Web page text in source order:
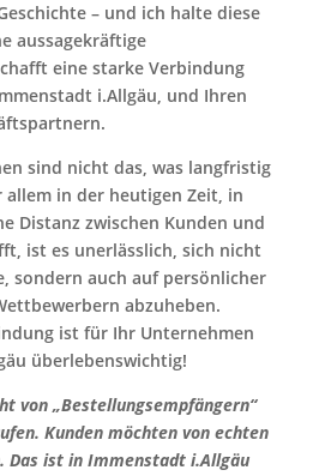
– und ich halte diese
aussagekräftige
eine starke Verbindung
i.Allgäu, und Ihren
sind nicht das, was langfristig
allem in der heutigen Zeit, in
Distanz zwischen Kunden und
ist es unerlässlich, sich nicht
sondern auch auf persönlicher
abzuheben.
ist für Ihr Unternehmen
überlebenswichtig!
von „Bestellungsempfängern“
Kunden möchten von echten
Das ist in Immenstadt i.Allgäu